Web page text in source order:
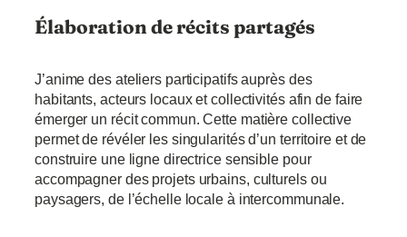
Élaboration de récits partagés
J’anime des ateliers participatifs auprès des
habitants, acteurs locaux et collectivités afin de faire
émerger un récit commun. Cette matière collective
permet de révéler les singularités d’un territoire et de
construire une ligne directrice sensible pour
accompagner des projets urbains, culturels ou
paysagers, de l’échelle locale à intercommunale.